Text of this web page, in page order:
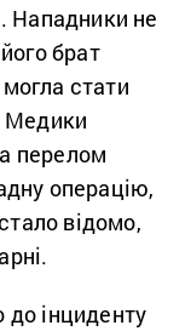
Нападники не
брат
стати
Медики
перелом
операцію,
відомо,
інциденту